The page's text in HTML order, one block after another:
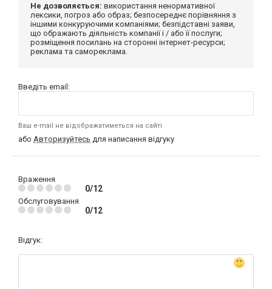
Не дозволяється: використання ненормативної
лексики, погроз або образ; безпосереднє порівняння з
іншими конкуруючими компаніями; безпідставні заяви,
що ображають діяльність компанії і / або її послуги;
розміщення посилань на сторонні інтернет-ресурси;
реклама та самореклама.
Введіть email:
Ваш e-mail не відображатиметься на сайті
або Авторизуйтесь для написання відгуку
Враження
0/12
Обслуговування
0/12
Відгук: